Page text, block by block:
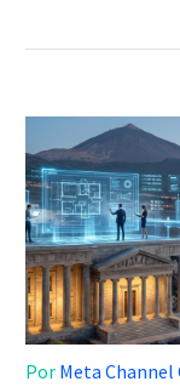
Por Meta